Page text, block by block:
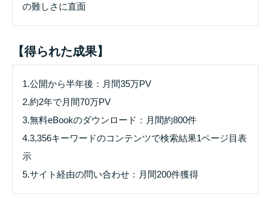
の難しさに直面
【得られた成果】
1.公開から半年後：月間35万PV
2.約2年で月間70万PV
3.無料eBookのダウンロード：月間約800件
4.3,356キーワードのコンテンツで検索結果1ページ目表
示
5.サイト経由の問い合わせ：月間200件獲得